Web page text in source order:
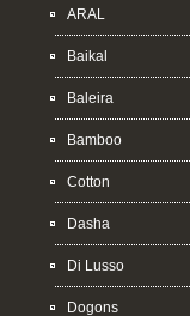
ARAL
Baikal
Baleira
Bamboo
Cotton
Dasha
Di Lusso
Dogons